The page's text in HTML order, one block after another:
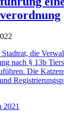
die
nach § 13b
Die
2021